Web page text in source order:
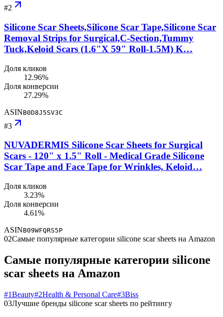
#2
Silicone Scar Sheets,Silicone Scar Tape,Silicone Scar
Removal Strips for Surgical,C-Section,Tummy
Tuck,Keloid Scars (1.6"X 59" Roll-1.5M) K…
Доля кликов
12.96%
Доля конверсии
27.29%
ASINB0D8J5SV3C
#3
NUVADERMIS Silicone Scar Sheets for Surgical
Scars - 120" x 1.5" Roll - Medical Grade Silicone
Scar Tape and Face Tape for Wrinkles, Keloid…
Доля кликов
3.23%
Доля конверсии
4.61%
ASINB09WFQRS5P
02Самые популярные категории silicone scar sheets на Amazon
Самые популярные категории silicone
scar sheets на Amazon
#1Beauty#2Health & Personal Care#3Biss
03Лучшие бренды silicone scar sheets по рейтингу